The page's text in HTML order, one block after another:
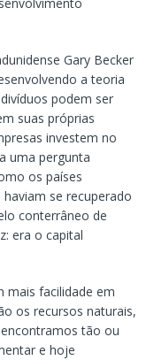
Gary Becker
a teoria
podem ser
suas próprias
investem no
uma pergunta
os países
se recuperado
conterrâneo de
era o capital
mais facilidade em
os recursos naturais,
tão ou
e hoje